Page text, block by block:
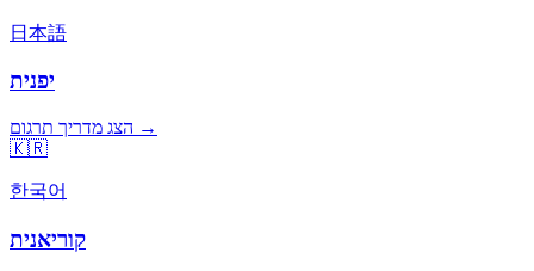
日本語
יפנית
הצג מדריך תרגום →
🇰🇷
한국어
קוריאנית